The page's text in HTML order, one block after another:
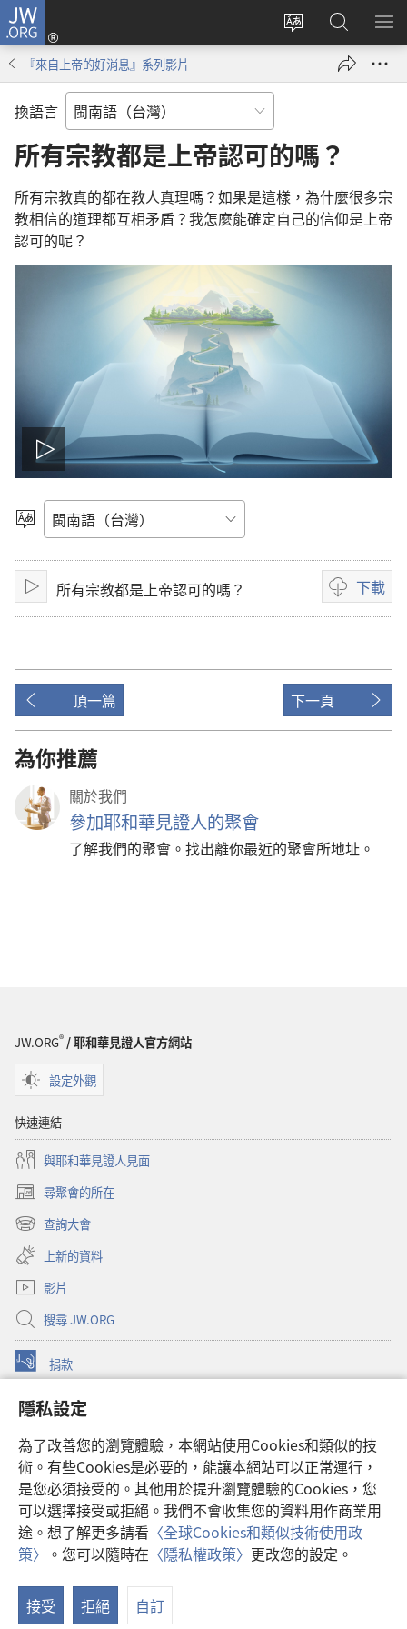
隱私設定
為了改善您的瀏覽體驗，本網站使用Cookies和類似的技
術。有些Cookies是必要的，能讓本網站可以正常運行，
是您必須接受的。其他用於提升瀏覽體驗的Cookies，您
可以選擇接受或拒絕。我們不會收集您的資料用作商業用
途。想了解更多請看 〈全球Cookies和類似技術使用政
策〉 。您可以隨時在 〈隱私權政策〉 更改您的設定。
接受 拒絕 自訂
JW.ORG
換
言
登
入
（開
新
窗）
搜
尋
JW.ORG
選
『來自上帝的好消息』系列影片
換語言
所有宗教都是上帝認可的嗎？
所有宗教真的都在教人真理嗎？如果是這樣，為什麼很多宗
教相信的道理都互相矛盾？我怎麼能確定自己的信仰是上帝
認可的呢？
播
放
影
片
選
言
播
放
所有宗教都是上帝認可的嗎？ 下載
影
片
選
項
頂一篇 下一頁
為你推薦
關於我們
參加耶和華見證人的聚會
了解我們的聚會。找出離你最近的聚會所地址。
JW.ORG®/ 耶和華見證人官方網站
設定外觀
快速連結
與耶和華見證人見面
尋聚會的所在
（開
啟
新
視
窗）
查詢大會
（開
啟
新
視
上新的資料
影片
搜尋 JW.ORG
捐款
（開
新
窗）
守望台線上書庫
（開
啟
新
視
窗）
JW Hub®
（開
啟
新
視
窗）
Copyright© 2026 Watch Tower Bible and Tract Society of Pennsylvania.
使用條款 |隱私權政策| 隱私設定